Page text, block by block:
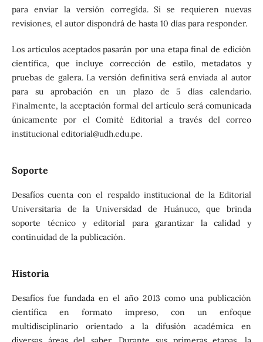
para enviar la versión corregida. Si se requieren nuevas
revisiones, el autor dispondrá de hasta 10 días para responder.
Los artículos aceptados pasarán por una etapa final de edición
científica, que incluye corrección de estilo, metadatos y
pruebas de galera. La versión definitiva será enviada al autor
para su aprobación en un plazo de 5 días calendario.
Finalmente, la aceptación formal del artículo será comunicada
únicamente por el Comité Editorial a través del correo
institucional editorial@udh.edu.pe.
Soporte
Desafíos cuenta con el respaldo institucional de la Editorial
Universitaria de la Universidad de Huánuco, que brinda
soporte técnico y editorial para garantizar la calidad y
continuidad de la publicación.
Historia
Desafíos fue fundada en el año 2013 como una publicación
científica en formato impreso, con un enfoque
multidisciplinario orientado a la difusión académica en